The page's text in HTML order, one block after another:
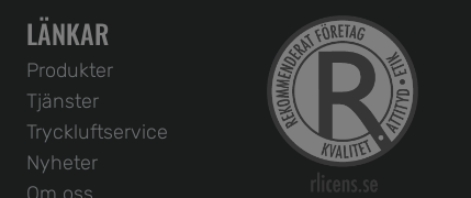
LÄNKAR
Produkter
Tjänster
Tryckluftservice
Nyheter